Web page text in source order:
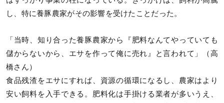
し、特に養豚農家がその影響を受けたことだった。
「当時、知り合った養豚農家から『肥料なんてやっていても
儲からないから、エサを作って俺に売れ』と言われて」（高
橋さん）
食品残渣をエサにすれば、資源の循環になるし、農家はより
安い飼料を入手できる。肥料化は手掛ける業者が多いうえ、